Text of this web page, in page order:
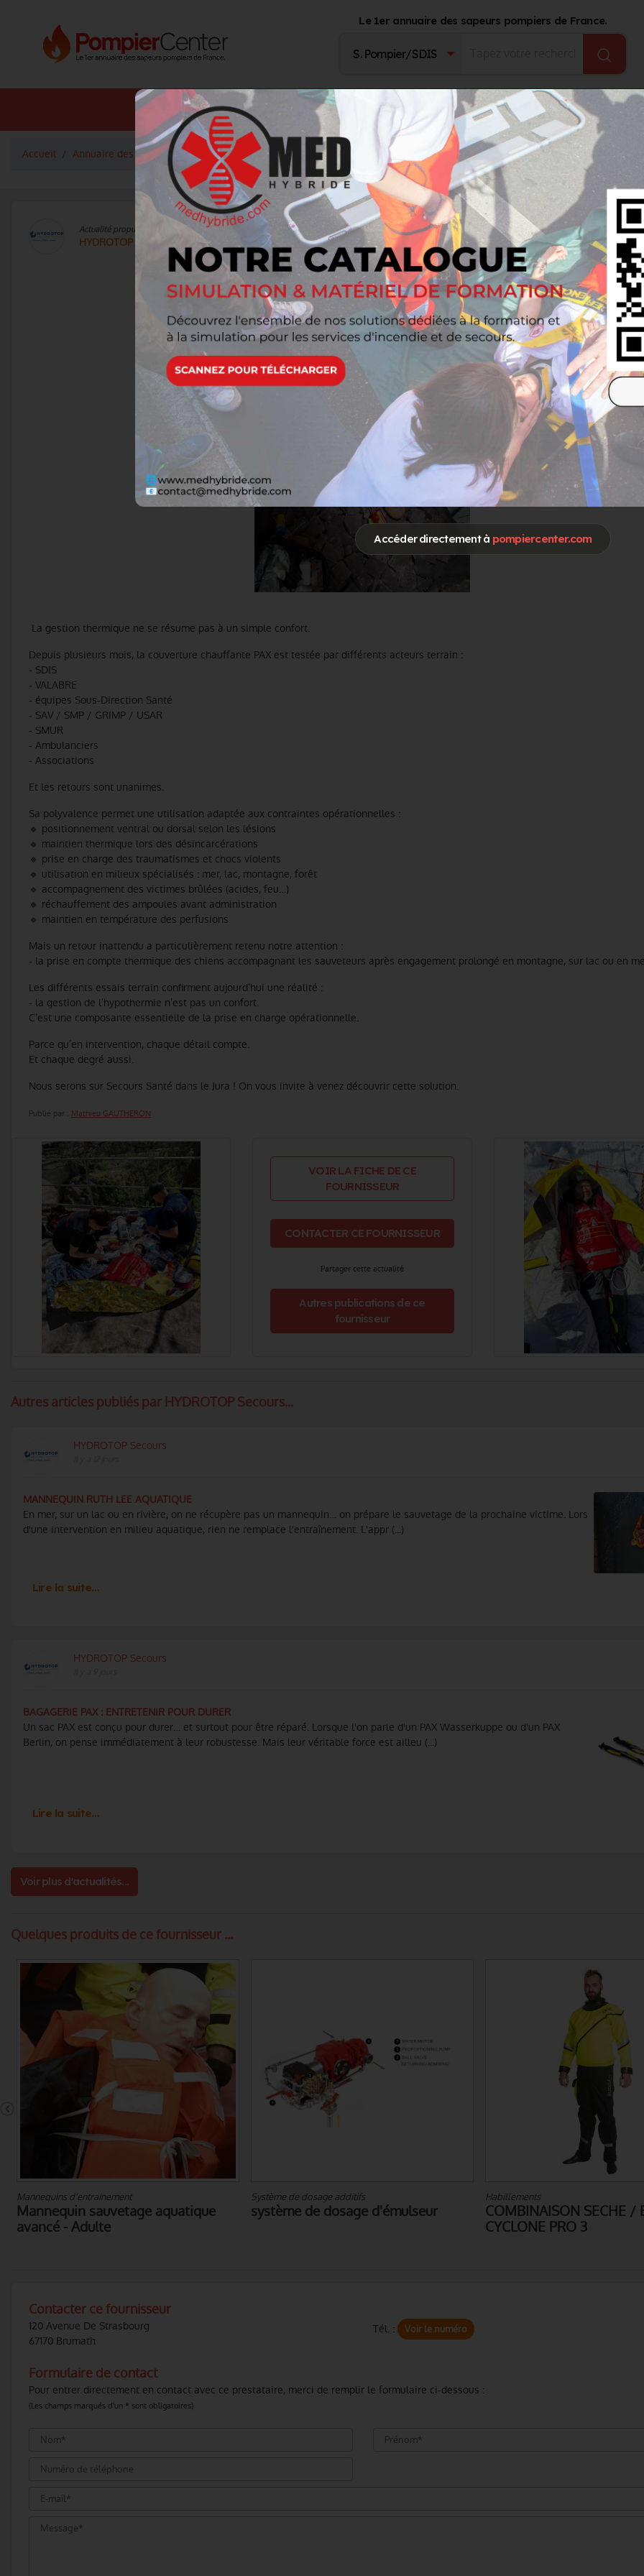
Accéder directement à pompiercenter.com
Le 1er annuaire des sapeurs pompiers de France.
Annuaire SDIS Annuaire Fournisseurs Catalogue Produits Journal
Accueil Annuaire des fournisseurs Matériel de secours HYDROTOP Secours Couverture chauffante PAX
Actualité propulsée par
HYDROTOP Secours
Couverture chauffante PAX
La gestion thermique ne se résume pas à un simple confort.
Depuis plusieurs mois, la couverture chauffante PAX est testée par différents acteurs terrain :
- SDIS
- VALABRE
- équipes Sous-Direction Santé
- SAV / SMP / GRIMP / USAR
- SMUR
- Ambulanciers
- Associations
Et les retours sont unanimes.
Sa polyvalence permet une utilisation adaptée aux contraintes opérationnelles :
🔹 positionnement ventral ou dorsal selon les lésions
🔹 maintien thermique lors des désincarcérations
🔹 prise en charge des traumatismes et chocs violents
🔹 utilisation en milieux spécialisés : mer, lac, montagne, forêt
🔹 accompagnement des victimes brûlées (acides, feu…)
🔹 réchauffement des ampoules avant administration
🔹 maintien en température des perfusions
Mais un retour inattendu a particulièrement retenu notre attention :
- la prise en compte thermique des chiens accompagnant les sauveteurs après engagement prolongé en montagne, sur lac ou en
Les différents essais terrain confirment aujourd’hui une réalité :
- la gestion de l’hypothermie n’est pas un confort.
C’est une composante essentielle de la prise en charge opérationnelle.
Parce qu’en intervention, chaque détail compte.
Et chaque degré aussi.
Nous serons sur Secours Santé dans le Jura ! On vous invite à venez découvrir cette solution.
Publié par : Mathieu GAUTHERON
VOIR LA FICHE DE CE
FOURNISSEUR
CONTACTER CE FOURNISSEUR
Partager cette actualité
Autres publications de ce
fournisseur
Autres articles publiés par HYDROTOP Secours...
HYDROTOP Secours
MANNEQUIN RUTH LEE AQUATIQUE
En mer, sur un lac ou en rivière, on ne récupère pas un mannequin… on prépare le sauvetage de la prochaine victime. Lors
d'une intervention en milieu aquatique, rien ne remplace l'entraînement. L'appr (...)
Lire la suite…
HYDROTOP Secours
BAGAGERIE PAX : ENTRETENIR POUR DURER
Un sac PAX est conçu pour durer… et surtout pour être réparé. Lorsque l'on parle d'un PAX Wasserkuppe ou d'un PAX
Berlin, on pense immédiatement à leur robustesse. Mais leur véritable force est ailleu (...)
Lire la suite…
Voir plus d'actualités...
Quelques produits de ce fournisseur ...
Système de dosage additifs
système de dosage d'émulseur
Habillements
COMBINAISON SECHE / ETANCHE -
Secours aquatiques
GILET DE
IONIC SEAFIT 300N
Contacter ce fournisseur
120 Avenue De Strasbourg
67170 Brumath
Tél. : Voir le numéro
Formulaire de contact
Pour entrer directement en contact avec ce prestataire, merci de remplir le formulaire ci-dessous :
(Les champs marqués d'un * sont obligatoires)